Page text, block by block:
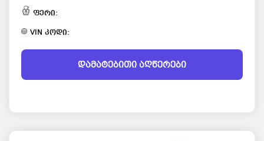
ფერი:
VIN კოდი:
დამატებითი აღწერები